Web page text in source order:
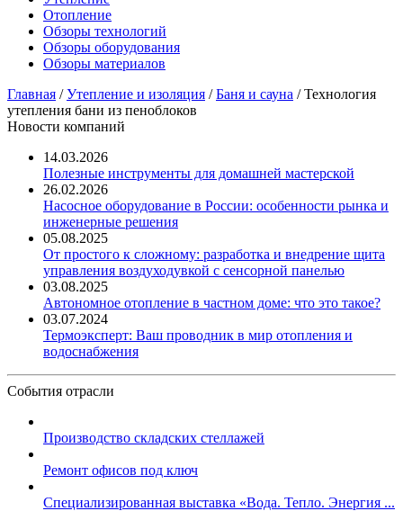
Отопление
Обзоры технологий
Обзоры оборудования
Обзоры материалов
Главная /Утепление и изоляция /Баня и сауна /Технология
утепления бани из пеноблоков
Новости компаний
14.03.2026
Полезные инструменты для домашней мастерской
26.02.2026
Насосное оборудование в России: особенности рынка и
инженерные решения
05.08.2025
От простого к сложному: разработка и внедрение щита
управления воздуходувкой с сенсорной панелью
03.08.2025
Автономное отопление в частном доме: что это такое?
03.07.2024
Термоэксперт: Ваш проводник в мир отопления и
водоснабжения
События отрасли
Производство складских стеллажей
Ремонт офисов под ключ
Специализированная выставка «Вода. Тепло. Энергия ...